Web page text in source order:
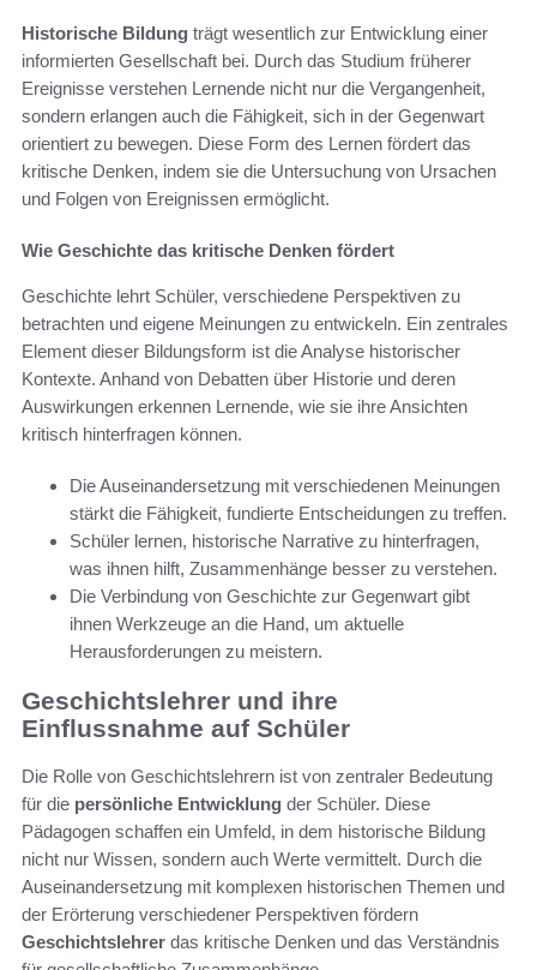
Historische Bildung trägt wesentlich zur Entwicklung einer
informierten Gesellschaft bei. Durch das Studium früherer
Ereignisse verstehen Lernende nicht nur die Vergangenheit,
sondern erlangen auch die Fähigkeit, sich in der Gegenwart
orientiert zu bewegen. Diese Form des Lernen fördert das
kritische Denken, indem sie die Untersuchung von Ursachen
und Folgen von Ereignissen ermöglicht.
Wie Geschichte das kritische Denken fördert
Geschichte lehrt Schüler, verschiedene Perspektiven zu
betrachten und eigene Meinungen zu entwickeln. Ein zentrales
Element dieser Bildungsform ist die Analyse historischer
Kontexte. Anhand von Debatten über Historie und deren
Auswirkungen erkennen Lernende, wie sie ihre Ansichten
kritisch hinterfragen können.
Die Auseinandersetzung mit verschiedenen Meinungen
stärkt die Fähigkeit, fundierte Entscheidungen zu treffen.
Schüler lernen, historische Narrative zu hinterfragen,
was ihnen hilft, Zusammenhänge besser zu verstehen.
Die Verbindung von Geschichte zur Gegenwart gibt
ihnen Werkzeuge an die Hand, um aktuelle
Herausforderungen zu meistern.
Geschichtslehrer und ihre
Einflussnahme auf Schüler
Die Rolle von Geschichtslehrern ist von zentraler Bedeutung
für die persönliche Entwicklung der Schüler. Diese
Pädagogen schaffen ein Umfeld, in dem historische Bildung
nicht nur Wissen, sondern auch Werte vermittelt. Durch die
Auseinandersetzung mit komplexen historischen Themen und
der Erörterung verschiedener Perspektiven fördern
Geschichtslehrer das kritische Denken und das Verständnis